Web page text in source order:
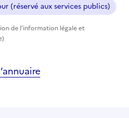
(réservé aux services publics)
de l'information légale et